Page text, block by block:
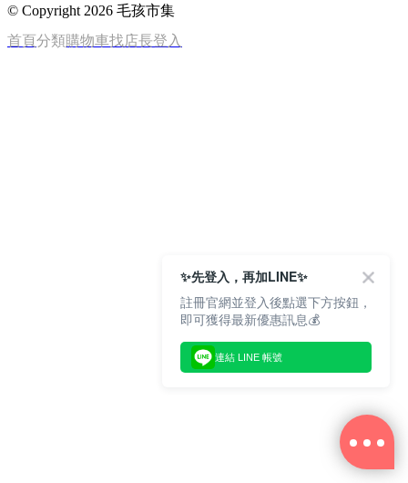
© Copyright 2026 毛孩市集
首頁分類購物車找店長登入
✨先登入，再加LINE✨
註冊官網並登入後點選下方按鈕，
即可獲得最新優惠訊息💰
連結 LINE 帳號